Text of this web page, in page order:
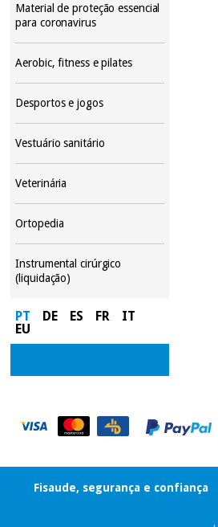
Material de proteção essencial
para coronavirus
Aerobic, fitness e pilates
Desportos e jogos
Vestuário sanitário
Veterinária
Ortopedia
Instrumental cirúrgico
(liquidação)
PT DE ES FR
IT
EU
Fisaude, segurança e confiança